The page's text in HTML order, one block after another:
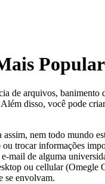
de arquivos,
disso, você pode
nem todo mundo
trocar informações
mail de alguma
ou cellular
se envolvam.